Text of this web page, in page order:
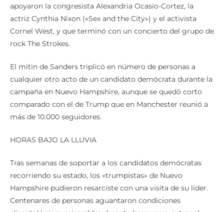
actriz Cynthia Nixon («Sex and the City») y el activista
Cornel West, y que terminó con un concierto del grupo de
rock The Strokes.
cualquier otro acto de un candidato demócrata durante la
campaña en Nuevo Hampshire, aunque se quedó corto
comparado con el de Trump que en Manchester reunió a
más de 10.000 seguidores.
recorriendo su estado, los «trumpistas» de Nuevo
Hampshire pudieron resarciste con una visita de su líder.
Centenares de personas aguantaron condiciones
climatológicas miserables durante horas para entrar al